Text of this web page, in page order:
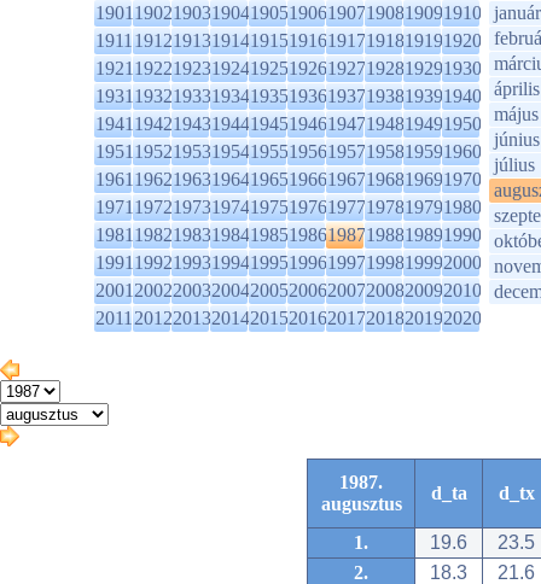
1901190219031904190519061907190819091910
1911191219131914191519161917191819191920
1921192219231924192519261927192819291930
1931193219331934193519361937193819391940
1941194219431944194519461947194819491950
1951195219531954195519561957195819591960
1961196219631964196519661967196819691970
1971197219731974197519761977197819791980
1981198219831984198519861987198819891990
1991199219931994199519961997199819992000
2001200220032004200520062007200820092010
2011201220132014201520162017201820192020
január
április
május
június
július
1987.
augusztus
d_ta d_tx
1. 19.6
23.5
2.
18.3
21.6